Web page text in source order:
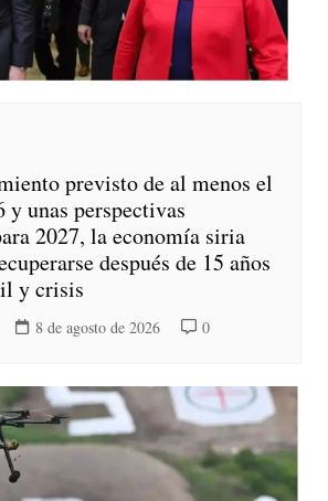
previsto de al menos el
y unas perspectivas
2027, la economía siria
después de 15 años
y crisis
8 de agosto de 2026 0